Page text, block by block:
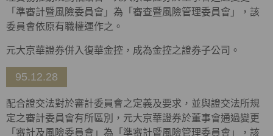
「準審計暨風險委員會」為「審查暨風險管理委員會」，該
委員會依原有職權運作之。
元大京華證券併入復華金控，成為金控之證券子公司。
95.12.28
配合證交法對於審計委員會之定義及要求，並與證交法所規
定之審計委員會有所區別，元大京華證券於董事會通過變更
「審計及風險委員會」為「準審計暨風險管理委員會」，該